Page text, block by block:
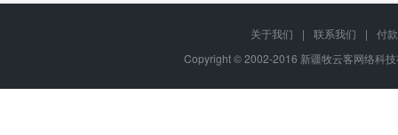
关于我们 | 联系我们 |
付
Copyright © 2002-2016 新疆牧云客网络科